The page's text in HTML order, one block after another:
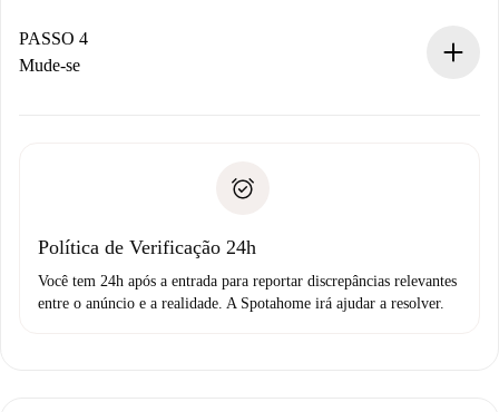
proprietário.
Se recusada: não cobraremos nada e ofereceremos
Débito direto bancário
PASSO 4
Mude-se
não comunicar nenhum problema.
Política de Verificação 24h
Você tem 24h após a entrada para reportar discrepâncias relevantes
entre o anúncio e a realidade. A Spotahome irá ajudar a resolver.